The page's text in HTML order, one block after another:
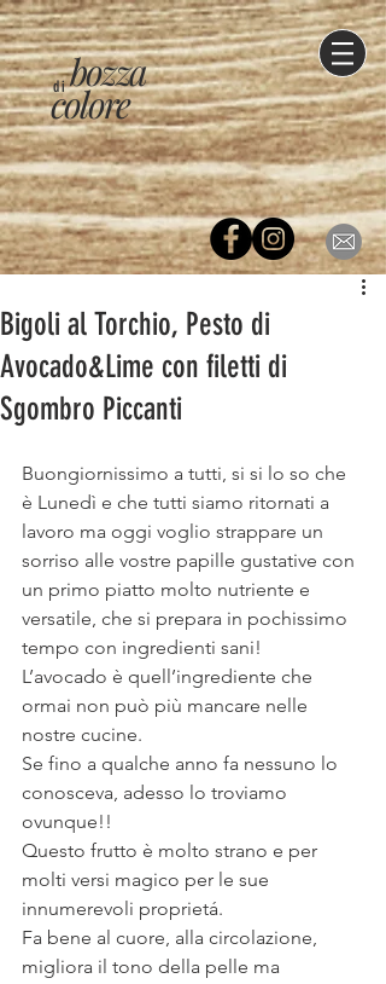
di
colore
bozza
Bigoli al Torchio, Pesto di
Avocado&Lime con filetti di
Sgombro Piccanti
Buongiornissimo a tutti, si si lo so che
è Lunedì e che tutti siamo ritornati a
lavoro ma oggi voglio strappare un
sorriso alle vostre papille gustative con
un primo piatto molto nutriente e
versatile, che si prepara in pochissimo
tempo con ingredienti sani!
L’avocado è quell’ingrediente che
ormai non può più mancare nelle
nostre cucine.
Se fino a qualche anno fa nessuno lo
conosceva, adesso lo troviamo
ovunque!!
Questo frutto è molto strano e per
molti versi magico per le sue
innumerevoli proprietá.
Fa bene al cuore, alla circolazione,
migliora il tono della pelle ma